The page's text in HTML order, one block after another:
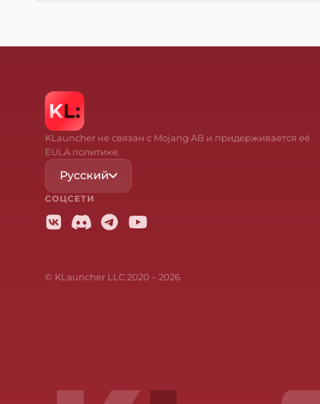
KLauncher не связан с Mojang AB и придерживается её
EULA политике.
Русский
СОЦСЕТИ
© KLauncher LLC 2020 –2026